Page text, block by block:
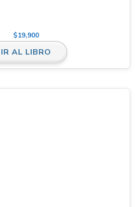
$19,900
IR AL LIBRO